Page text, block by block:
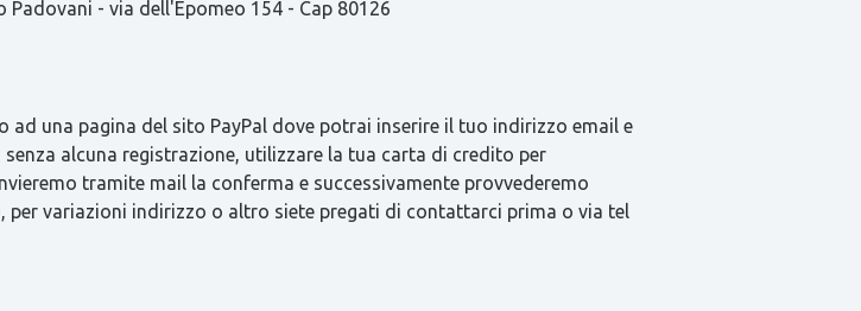
Padovani - via dell'Epomeo 154 - Cap 80126
una pagina del sito PayPal dove potrai inserire il tuo indirizzo email e
alcuna registrazione, utilizzare la tua carta di credito per
tramite mail la conferma e successivamente provvederemo
variazioni indirizzo o altro siete pregati di contattarci prima o via tel